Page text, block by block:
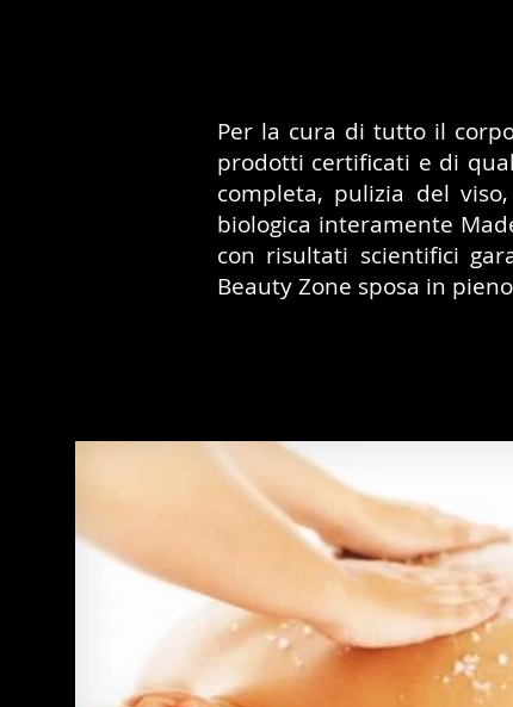
Per la cura di tutto il
prodotti certificati e di
completa, pulizia del
biologica interamente
con risultati scientifici
Beauty Zone sposa in